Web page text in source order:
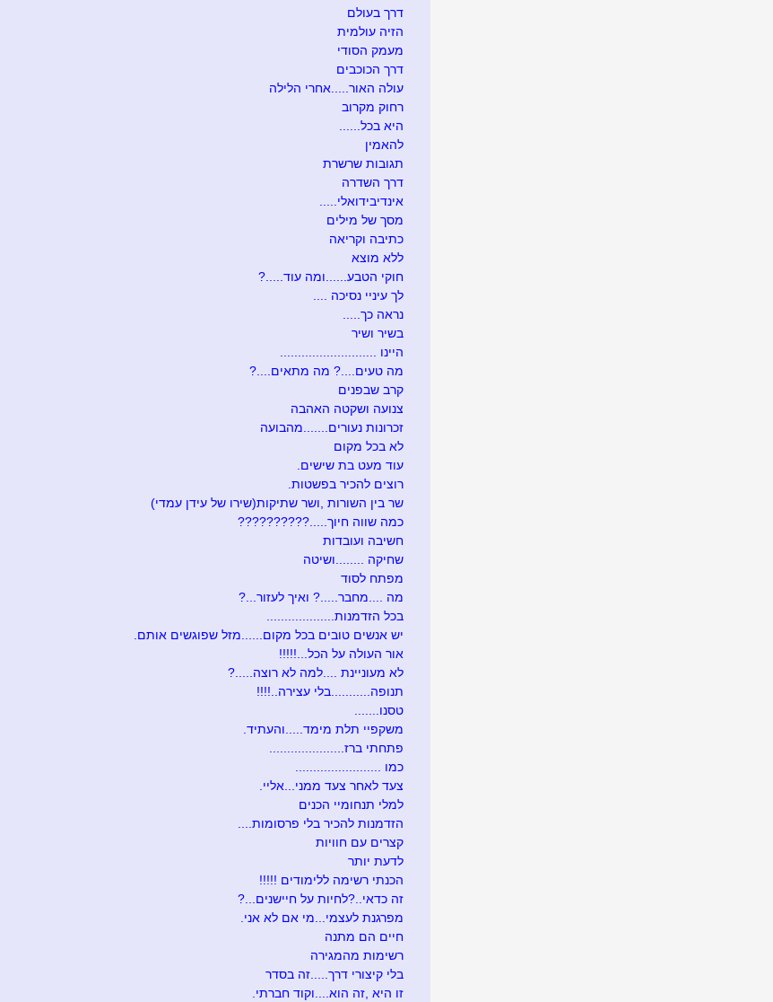
דרך בעולם
הזיה עולמית
מעמק הסודי
דרך הכוכבים
עולה האור.....אחרי הלילה
רחוק מקרוב
היא בכל......
להאמין
תגובות שרשרת
דרך השדרה
אינדיבידואלי.....
מסך של מילים
כתיבה וקריאה
ללא מוצא
חוקי הטבע......ומה עוד.....?
לך עיניי נסיכה ....
נראה כך.....
בשיר ושיר
היינו ...........................
מה טעים....? מה מתאים....?
קרב שבפנים
צנועה ושקטה האהבה
זכרונות נעורים.......מהבועה
לא בכל מקום
עוד מעט בת שישים.
רוצים להכיר בפשטות.
שר בין השורות ,ושר שתיקות(שירו של עידן עמדי)
כמה שווה חיוך.....??????????
חשיבה ועובדות
שחיקה ........ושיטה
מפתח לסוד
מה ....מחבר.....? ואיך לעזור...?
בכל הזדמנות...................
יש אנשים טובים בכל מקום......מזל שפוגשים אותם.
אור העולה על הכל...!!!!!
לא מעוניינת ....למה לא רוצה.....?
תנופה...........בלי עצירה..!!!!
טסנו.......
משקפיי תלת מימד.....והעתיד.
פתחתי ברז.....................
כמו ........................
צעד לאחר צעד ממני...אליי.
למלי תנחומיי הכנים
הזדמנות להכיר בלי פרסומות....
קצרים עם חוויות
לדעת יותר
הכנתי רשימה ללימודים !!!!!
זה כדאי..?לחיות על חיישנים...?
מפרגנת לעצמי...מי אם לא אני.
חיים הם מתנה
רשימות מהמגירה
בלי קיצורי דרך.....זה בסדר
זו היא ,זה הוא....וקוד חברתי.